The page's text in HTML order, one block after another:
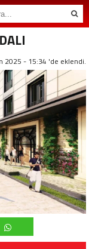
2025 - 15:34 'de eklendi.